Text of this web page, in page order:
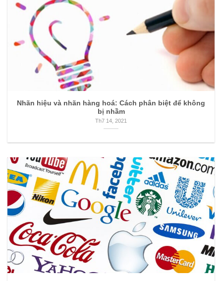
Nhãn hiệu và nhãn hàng hoá: Cách phân biệt để không
bị nhầm
Th7 14, 2021